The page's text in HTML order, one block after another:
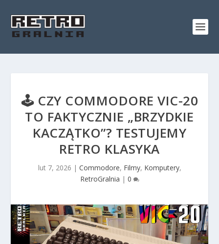
🕹️ CZY COMMODORE VIC-20
TO FAKTYCZNIE „BRZYDKIE
KACZĄTKO”? TESTUJEMY
RETRO KLASYKA
lut 7, 2026 | Commodore, Filmy, Komputery,
RetroGralnia | 0